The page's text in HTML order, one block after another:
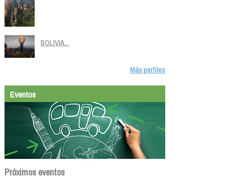
BOLIVIA...
Más perfiles
Eventos
Próximos eventos